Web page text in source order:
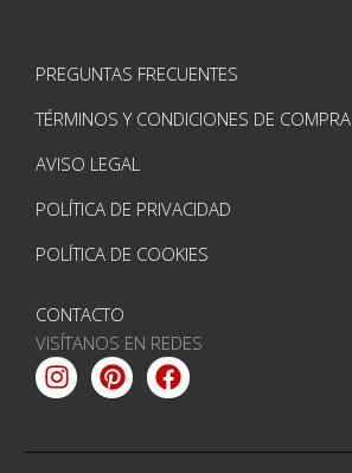
PREGUNTAS FRECUENTES
TÉRMINOS Y CONDICIONES DE COMPRA
AVISO LEGAL
POLÍTICA DE PRIVACIDAD
POLÍTICA DE COOKIES
CONTACTO
VISÍTANOS EN REDES
Instagram
PinterestFacebook